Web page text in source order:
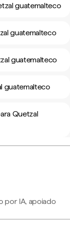
guatemalteco
guatemalteco
guatemalteco
guatemalteco
Quetzal
por IA, apoiado